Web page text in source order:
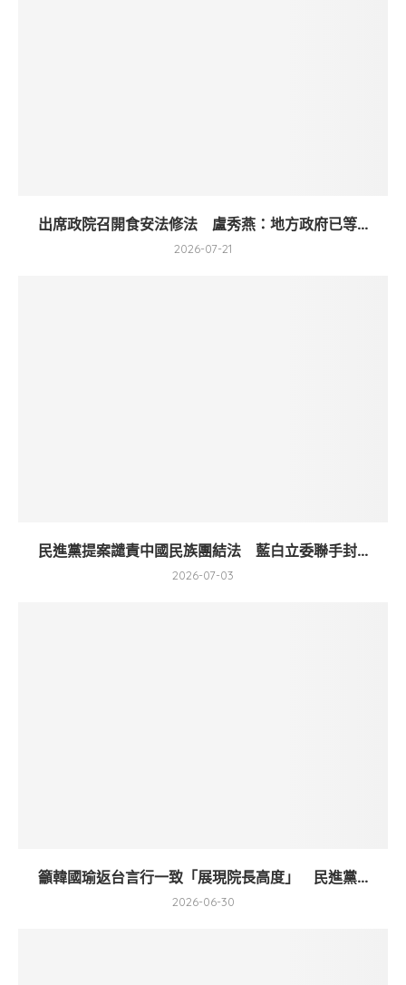
出席政院召開食安法修法 盧秀燕：地方政府已等...
2026-07-21
民進黨提案譴責中國民族團結法 藍白立委聯手封...
2026-07-03
籲韓國瑜返台言行一致「展現院長高度」 民進黨...
2026-06-30